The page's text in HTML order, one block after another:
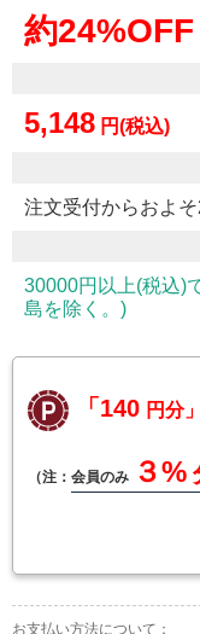
約24%OFF
5,148 円(税込)
注文受付からおよ
30000円以上(税込)
島を除く。)
「140 円分
（注： 会員のみ ３%
お支払い方法について：